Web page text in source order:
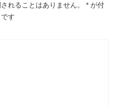
れることはありません。 * が付
す